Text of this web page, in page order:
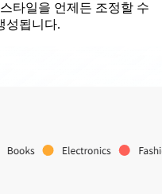
타일을 언제든 조정할 수
성됩니다.